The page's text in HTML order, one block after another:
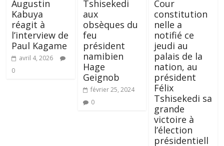
Augustin
Kabuya
réagit à
l’interview de
Paul Kagame
avril 4, 2026
0
Tshisekedi
aux
obsèques du
feu
président
namibien
Hage
Geignob
février 25, 2024
0
Cour
constitution
nelle a
notifié ce
jeudi au
palais de la
nation, au
président
Félix
Tshisekedi sa
grande
victoire à
l’élection
présidentiell